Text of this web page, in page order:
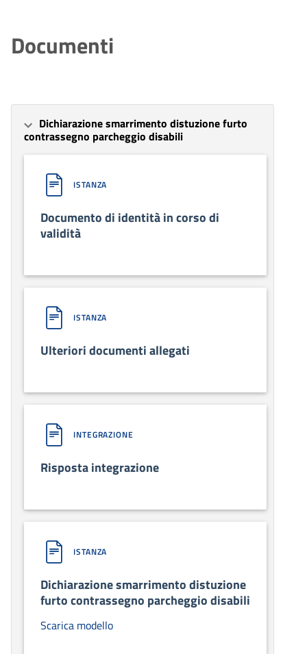
Documenti
Dichiarazione smarrimento distuzione furto
contrassegno parcheggio disabili
ISTANZA
Documento di identità in corso di
validità
ISTANZA
Ulteriori documenti allegati
INTEGRAZIONE
Risposta integrazione
ISTANZA
Dichiarazione smarrimento distuzione
furto contrassegno parcheggio disabili
Scarica modello